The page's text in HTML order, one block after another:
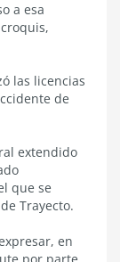
a esa
las licencias
de
extendido
que se
Trayecto.
en